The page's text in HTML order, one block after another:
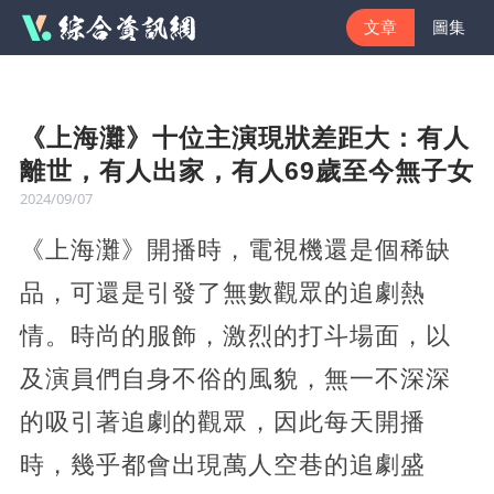
文章 圖集
《上海灘》十位主演現狀差距大：有人
離世，有人出家，有人69歲至今無子女
2024/09/07
《上海灘》開播時，電視機還是個稀缺
品，可還是引發了無數觀眾的追劇熱
情。時尚的服飾，激烈的打斗場面，以
及演員們自身不俗的風貌，無一不深深
的吸引著追劇的觀眾，因此每天開播
時，幾乎都會出現萬人空巷的追劇盛